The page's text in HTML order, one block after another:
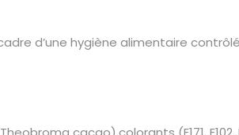
d’une hygiène alimentaire